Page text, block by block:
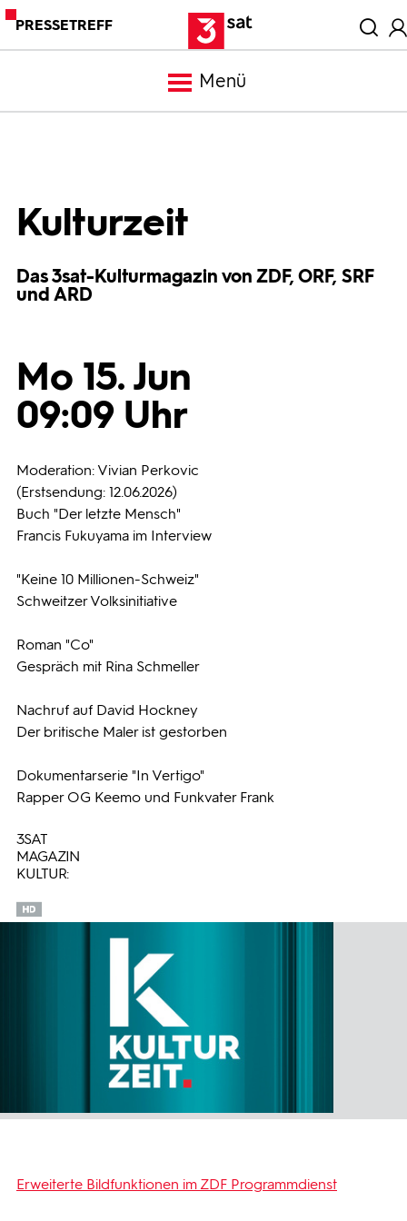
PRESSETREFF
Menü
Bilder
Kulturzeit
Das 3sat-Kulturmagazin von ZDF, ORF, SRF
und ARD
Mo 15. Jun
09:09 Uhr
Moderation: Vivian Perkovic
(Erstsendung: 12.06.2026)
Buch "Der letzte Mensch"
Francis Fukuyama im Interview
"Keine 10 Millionen-Schweiz"
Schweitzer Volksinitiative
Roman "Co"
Gespräch mit Rina Schmeller
Nachruf auf David Hockney
Der britische Maler ist gestorben
Dokumentarserie "In Vertigo"
Rapper OG Keemo und Funkvater Frank
3SAT
MAGAZIN
KULTUR:
Erweiterte Bildfunktionen im ZDF Programmdienst